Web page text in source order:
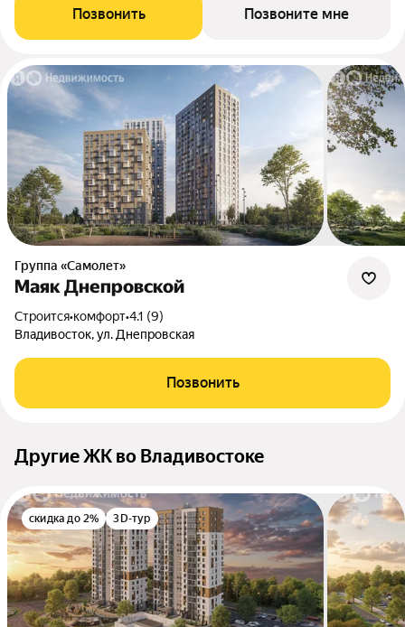
Позвонить Позвоните мне
Группа «Самолет»
Маяк Днепровской
Строится•комфорт•4.1 (9)
Владивосток, ул. Днепровская
Позвонить
Другие ЖК во Владивостоке
скидка до 2% 3D-тур